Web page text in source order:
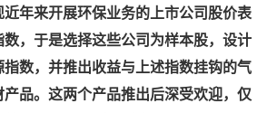
年来开展环保业务的上市公司股价表
，于是选择这些公司为样本股，设计
数，并推出收益与上述指数挂钩的气
品。这两个产品推出后深受欢迎，仅